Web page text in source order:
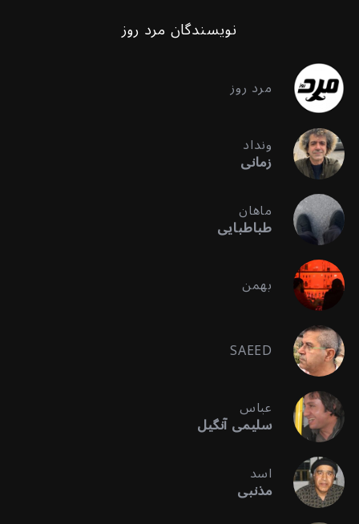
نویسندگان مرد روز
مرد روز
ونداد
زمانی
ماهان
طباطبایی
بهمن
SAEED
عباس
سلیمی آنگیل
اسد
مذنبی